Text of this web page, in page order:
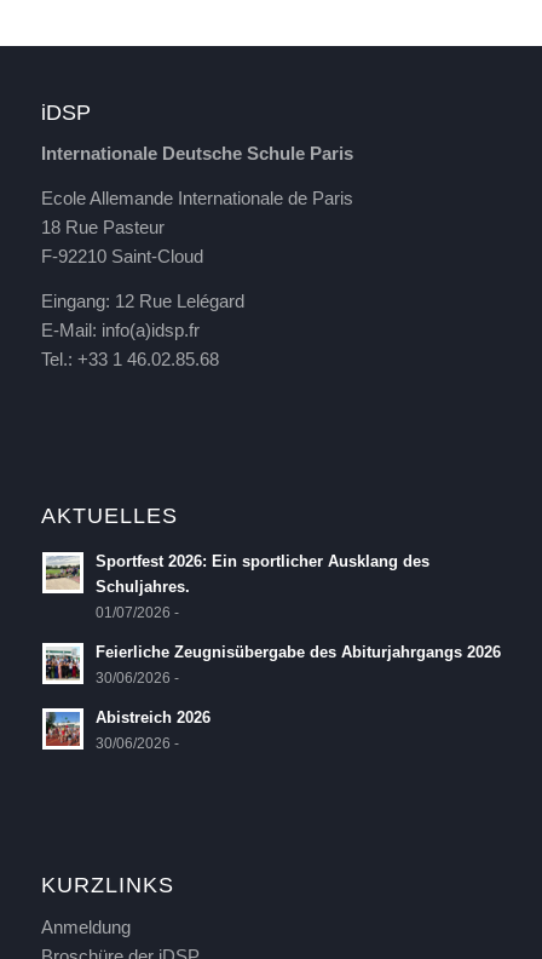
iDSP
Internationale Deutsche Schule Paris
Ecole Allemande Internationale de Paris
18 Rue Pasteur
F-92210 Saint-Cloud
Eingang: 12 Rue Lelégard
E-Mail: info(a)idsp.fr
Tel.: +33 1 46.02.85.68
AKTUELLES
Sportfest 2026: Ein sportlicher Ausklang des
Schuljahres.
01/07/2026 -
Feierliche Zeugnisübergabe des Abiturjahrgangs 2026
30/06/2026 -
Abistreich 2026
30/06/2026 -
KURZLINKS
Anmeldung